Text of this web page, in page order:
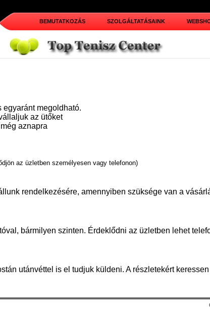
BEMUTATKOZÁS SZOLGÁLTATÁSAINK
egyaránt megoldható.
az ütőket
aznapra
az üzletben személyesen vagy telefonon)
rendelkezésére, amennyiben szüksége van a
bármilyen szinten. Érdeklődni az üzletben lehet
utánvéttel is el tudjuk küldeni. A részletekért